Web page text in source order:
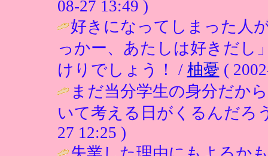
08-27 13:49 )
好きになってしまった人
っかー、あたしは好きだし
けりでしょう！ / 柚憂 (
まだ当分学生の身分だか
いて考える日がくるんだろ
27 12:25 )